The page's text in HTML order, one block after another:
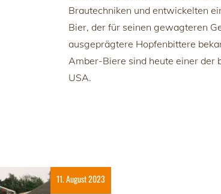
Brautechniken und entwickelten
Bier, der für seinen gewagteren
ausgeprägtere Hopfenbittere
Amber-Biere sind heute einer der
USA.
11. August 2023